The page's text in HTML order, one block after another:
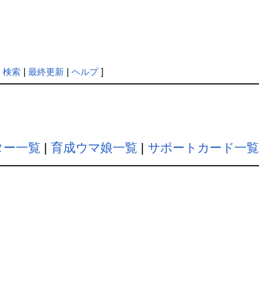
検索| 最終更新| ヘルプ]
ー一覧 育成ウマ娘一覧 サポートカード一覧